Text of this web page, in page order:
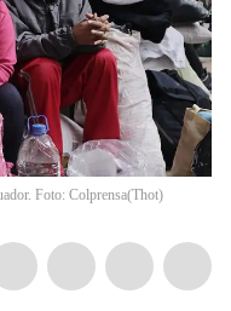
Foto: Colprensa(Thot)